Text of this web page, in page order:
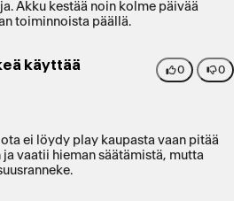
Akku kestää noin kolme päivää
toiminnoista päällä.
käyttää 0 0
ei löydy play kaupasta vaan pitää
vaatii hieman säätämistä, mutta